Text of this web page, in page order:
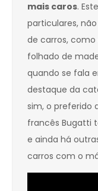
mais caros.
particulares,
de carros,
folhado de
quando se fala
destaque da
sim, o preferido
francês Bugatti
e ainda há
carros com o